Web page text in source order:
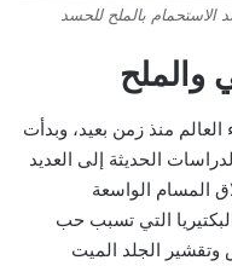
الاستحمام بالملح للحسد
والملح
منذ زمن بعيد، وبدأت
الحديثة إلى العديد
المسام الواسعة
التي تسبب حب
الجلد الميت